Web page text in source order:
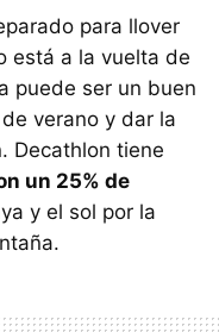
para llover
está a la vuelta de
puede ser un buen
verano y dar la
Decathlon tiene
un 25% de
y el sol por la